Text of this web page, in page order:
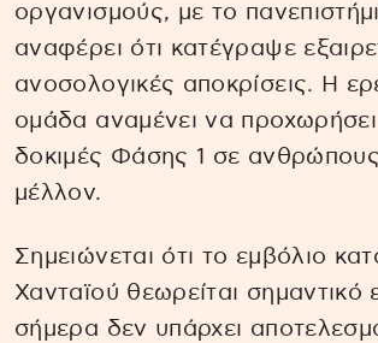
οργανισμούς, με το
αναφέρει ότι κατέγραψε
ανοσολογικές αποκρίσεις. Η
ομάδα αναμένει να προχωρήσει
δοκιμές Φάσης 1 σε
μέλλον.
Σημειώνεται ότι το εμβόλιο
Χανταϊού θεωρείται σημαντικό
σήμερα δεν υπάρχει